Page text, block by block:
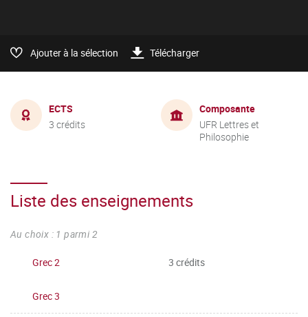
Ajouter à la sélection Télécharger
ECTS
3 crédits
Composante
UFR Lettres et
Philosophie
Liste des enseignements
Au choix : 1 parmi 2
Grec 2 3 crédits
Grec 3